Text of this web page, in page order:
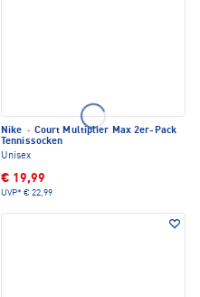
Nike · Court Multiplier Max 2er-Pack
Tennissocken
Unisex
€ 19,99
UVP* € 22,99